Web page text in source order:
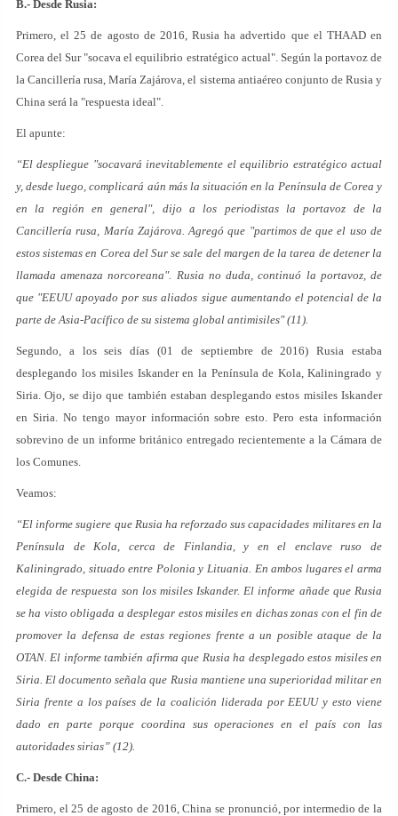
B.- Desde Rusia:
Primero, el 25 de agosto de 2016, Rusia ha advertido que el THAAD en
Corea del Sur "socava el equilibrio estratégico actual". Según la portavoz de
la Cancillería rusa, María Zajárova, el sistema antiaéreo conjunto de Rusia y
China será la "respuesta ideal".
El apunte:
“El despliegue "socavará inevitablemente el equilibrio estratégico actual
y, desde luego, complicará aún más la situación en la Península de Corea y
en la región en general", dijo a los periodistas la portavoz de la
Cancillería rusa, María Zajárova. Agregó que "partimos de que el uso de
estos sistemas en Corea del Sur se sale del margen de la tarea de detener la
llamada amenaza norcoreana". Rusia no duda, continuó la portavoz, de
que "EEUU apoyado por sus aliados sigue aumentando el potencial de la
parte de Asia-Pacífico de su sistema global antimisiles" (11).
Segundo, a los seis días (01 de septiembre de 2016) Rusia estaba
desplegando los misiles Iskander en la Península de Kola, Kaliningrado y
Siria. Ojo, se dijo que también estaban desplegando estos misiles Iskander
en Siria. No tengo mayor información sobre esto. Pero esta información
sobrevino de un informe británico entregado recientemente a la Cámara de
los Comunes.
Veamos:
“El informe sugiere que Rusia ha reforzado sus capacidades militares en la
Península de Kola, cerca de Finlandia, y en el enclave ruso de
Kaliningrado, situado entre Polonia y Lituania. En ambos lugares el arma
elegida de respuesta son los misiles Iskander. El informe añade que Rusia
se ha visto obligada a desplegar estos misiles en dichas zonas con el fin de
promover la defensa de estas regiones frente a un posible ataque de la
OTAN. El informe también afirma que Rusia ha desplegado estos misiles en
Siria. El documento señala que Rusia mantiene una superioridad militar en
Siria frente a los países de la coalición liderada por EEUU y esto viene
dado en parte porque coordina sus operaciones en el país con las
autoridades sirias” (12).
C.- Desde China:
Primero, el 25 de agosto de 2016, China se pronunció, por intermedio de la